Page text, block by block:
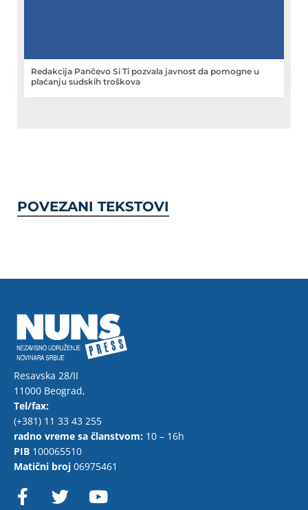
Redakcija Pančevo Si Ti pozvala javnost da pomogne u
plaćanju sudskih troškova
POVEZANI TEKSTOVI
Resavska 28/II
11000 Beograd,
Tel/fax:
(+381) 11 33 43 255
radno vreme sa članstvom: 10 – 16h
PIB 100065510
Matični broj 06975461
F
a w o